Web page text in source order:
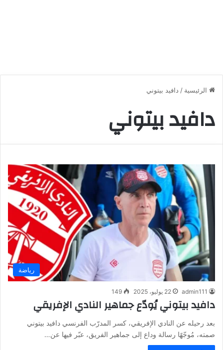
الرئيسية / دافيد بيتوني
دافيد بيتوني
رياضة
admin111 22 يوليو، 2025 149
دافيد بيتوني يُودّع جماهير النادي الإفريقي
بعد رحيله عن النادي الإفريقي، كسر المدرّب الفرنسي دافيد بيتوني
صمته، مُوجّهًا رسالة وداع إلى جماهير الفريق، عبّر فيها عن…